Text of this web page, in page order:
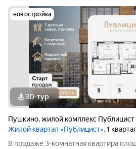
новостройка
3D-тур
Пушкино,жилой комплекс Публицист
Жилой квартал «Публицист», 1
В продаже 3-комнатная квартира